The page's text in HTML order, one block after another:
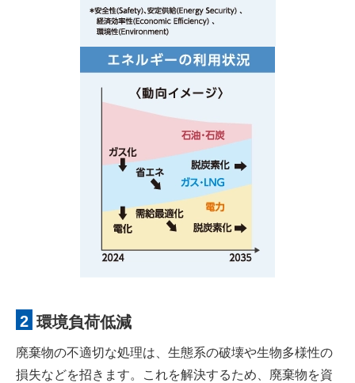
2 環境負荷低減
廃棄物の不適切な処理は、生態系の破壊や生物多様性の
損失などを招きます。これを解決するため、廃棄物を資